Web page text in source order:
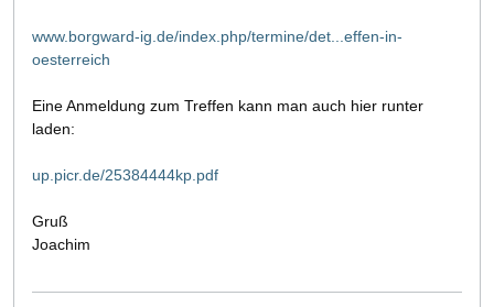
www.borgward-ig.de/index.php/termine/det...effen-in-
oesterreich
Eine Anmeldung zum Treffen kann man auch hier runter
laden:
up.picr.de/25384444kp.pdf
Gruß
Joachim